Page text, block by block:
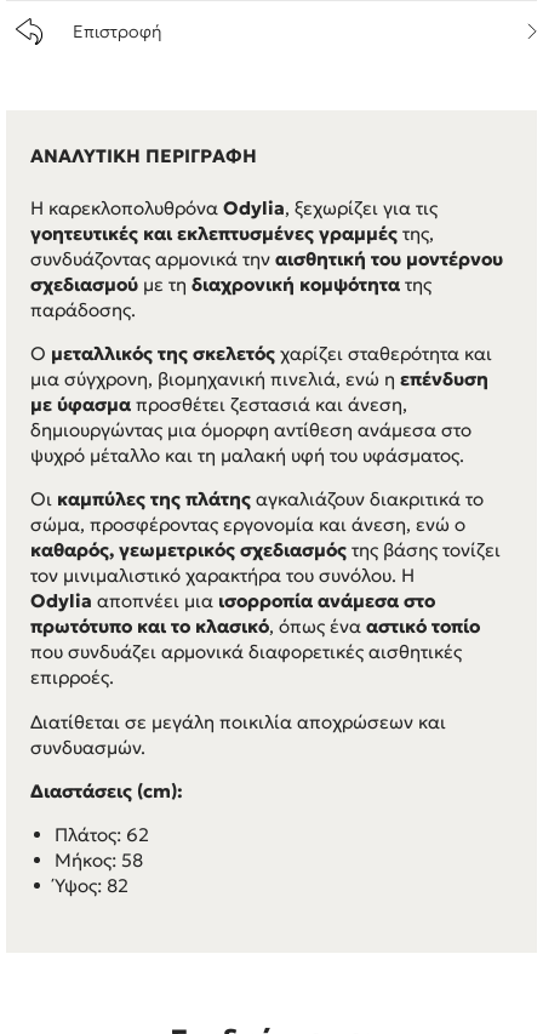
Επιστροφή
ΑΝΑΛΥΤΙΚΗ ΠΕΡΙΓΡΑΦΗ
Η καρεκλοπολυθρόνα Odylia, ξεχωρίζει για τις
γοητευτικές και εκλεπτυσμένες γραμμές της,
συνδυάζοντας αρμονικά την αισθητική του μοντέρνου
σχεδιασμού με τη διαχρονική κομψότητα της
παράδοσης.
Ο μεταλλικός της σκελετός χαρίζει σταθερότητα και
μια σύγχρονη, βιομηχανική πινελιά, ενώ η επένδυση
με ύφασμα προσθέτει ζεστασιά και άνεση,
δημιουργώντας μια όμορφη αντίθεση ανάμεσα στο
ψυχρό μέταλλο και τη μαλακή υφή του υφάσματος.
Οι καμπύλες της πλάτης αγκαλιάζουν διακριτικά το
σώμα, προσφέροντας εργονομία και άνεση, ενώ ο
καθαρός, γεωμετρικός σχεδιασμός της βάσης τονίζει
τον μινιμαλιστικό χαρακτήρα του συνόλου. Η
Odylia αποπνέει μια ισορροπία ανάμεσα στο
πρωτότυπο και το κλασικό, όπως ένα αστικό τοπίο
που συνδυάζει αρμονικά διαφορετικές αισθητικές
επιρροές.
Διατίθεται σε μεγάλη ποικιλία αποχρώσεων και
συνδυασμών.
Διαστάσεις (cm):
Πλάτος: 62
Μήκος: 58
Ύψος: 82